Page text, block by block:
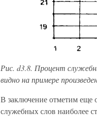
Рис. d3.8. Процент
видно на примере
В заключение отметим еще
служебных слов наиболее